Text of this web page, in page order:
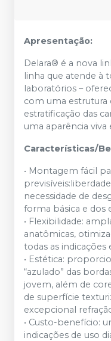
Apresentação:
Delara® é a nova
linha que atende à
laboratórios –
com uma estrutura
estratificação das
uma aparência viva
Características/
• Montagem fácil
necessidade de
forma básica e dos
• Flexibilidade:
anatômicas,
todas as
• Estética:
“azulado” das
jovem, além de
de superfície
excepcional
• Custo-benefício:
indicações de uso